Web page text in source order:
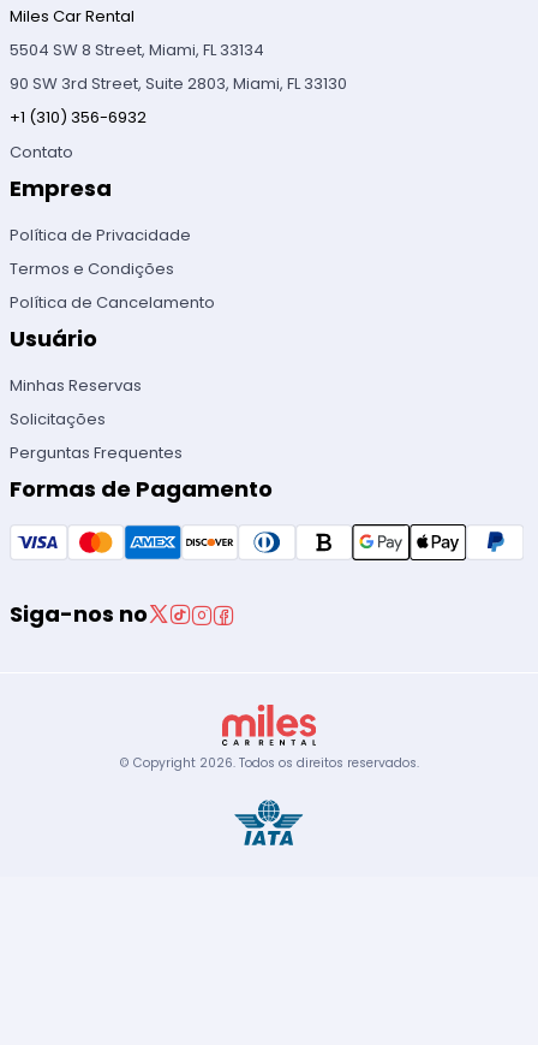
Miles Car Rental
5504 SW 8 Street, Miami, FL 33134
90 SW 3rd Street, Suite 2803, Miami, FL 33130
+1 (310) 356-6932
Contato
Empresa
Política de Privacidade
Termos e Condições
Política de Cancelamento
Usuário
Minhas Reservas
Solicitações
Perguntas Frequentes
Formas de Pagamento
Siga-nos no
© Copyright 2026. Todos os direitos reservados.